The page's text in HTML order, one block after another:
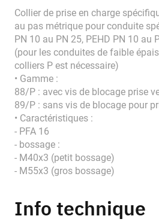
Collier de prise en charge
au pas métrique pour conduite
PN 10 au PN 25, PEHD PN 10 au
(pour les conduites de faible
colliers P est nécessaire)
• Gamme :
88/P : avec vis de blocage prise
89/P : sans vis de blocage pour
• Caractéristiques :
- PFA 16
- bossage :
- M40x3 (petit bossage)
- M55x3 (gros bossage)
Info technique